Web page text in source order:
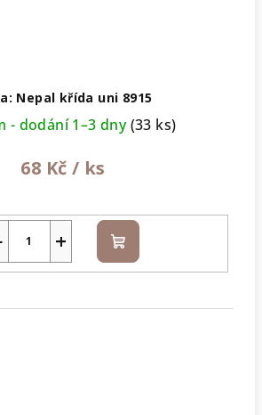
Nepal křída uni 8915
- dodání 1–3 dny(33 ks)
68 Kč / ks
+ Do
košíku